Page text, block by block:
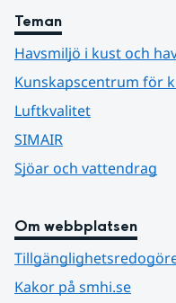
Teman
Havsmiljö i kust och
Kunskapscentrum för
Luftkvalitet
SIMAIR
Sjöar och vattendrag
Om webbplatsen
Kakor på smhi.se